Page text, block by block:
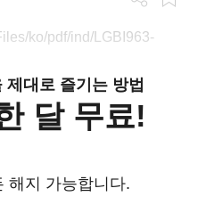
ko/pdf/ind/LGBI963-
대로 즐기는 방법
달 무료!
해지 가능합니다.